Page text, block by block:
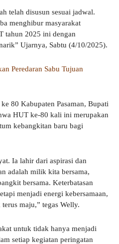
telah disusun sesuai jadwal.
menghibur masyarakat
tahun 2025 ini dengan
Ujarnya, Sabtu (4/10/2025).
Peredaran Sabu Tujuan
80 Kabupaten Pasaman, Bupati
HUT ke-80 kali ini merupakan
kebangkitan baru bagi
Ia lahir dari aspirasi dan
adalah milik kita bersama,
bersama. Keterbatasan
menjadi energi kebersamaan,
maju,” tegas Welly.
untuk tidak hanya menjadi
setiap kegiatan peringatan